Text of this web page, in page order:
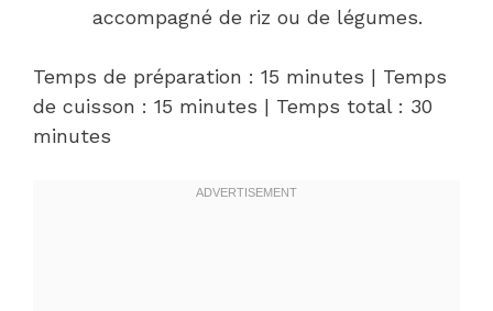
accompagné de riz ou de légumes.
Temps de préparation : 15 minutes | Temps
de cuisson : 15 minutes | Temps total : 30
minutes